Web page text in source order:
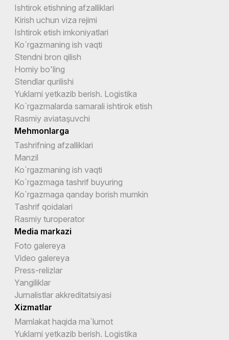
Ishtirok etishning afzalliklari
Kirish uchun viza rejimi
Ishtirok etish imkoniyatlari
Ko`rgazmaning ish vaqti
Stendni bron qilish
Homiy bo'ling
Stendlar qurilishi
Yuklarni yetkazib berish. Logistika
Ko`rgazmalarda samarali ishtirok etish
Rasmiy aviataşuvchi
Mehmonlarga
Tashrifning afzalliklari
Manzil
Ko`rgazmaning ish vaqti
Ko`rgazmaga tashrif buyuring
Ko`rgazmaga qanday borish mumkin
Tashrif qoidalari
Rasmiy turoperator
Media markazi
Foto galereya
Video galereya
Press-relizlar
Yangiliklar
Jurnalistlar akkreditatsiyasi
Xizmatlar
Mamlakat haqida ma`lumot
Yuklarni yetkazib berish. Logistika